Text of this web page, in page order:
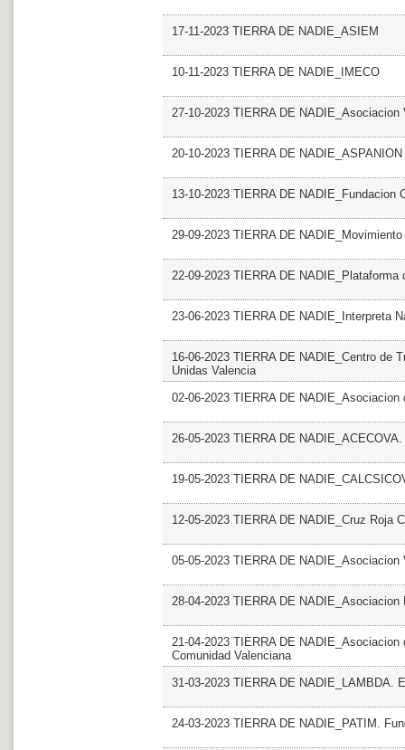
17-11-2023 TIERRA DE NADIE_ASIEM
10-11-2023 TIERRA DE NADIE_IMECO
27-10-2023 TIERRA DE NADIE_Asociacion
20-10-2023 TIERRA DE NADIE_ASPANION
13-10-2023 TIERRA DE NADIE_Fundacion
29-09-2023 TIERRA DE
22-09-2023 TIERRA DE
23-06-2023 TIERRA DE NADIE_Interpreta
16-06-2023 TIERRA DE NADIE_Centro de
Unidas Valencia
02-06-2023 TIERRA DE
26-05-2023 TIERRA DE
19-05-2023 TIERRA DE
12-05-2023 TIERRA DE NADIE_Cruz Roja
05-05-2023 TIERRA DE
28-04-2023 TIERRA DE
21-04-2023 TIERRA DE
Comunidad Valenciana
31-03-2023 TIERRA DE NADIE_LAMBDA.
24-03-2023 TIERRA DE NADIE_PATIM.